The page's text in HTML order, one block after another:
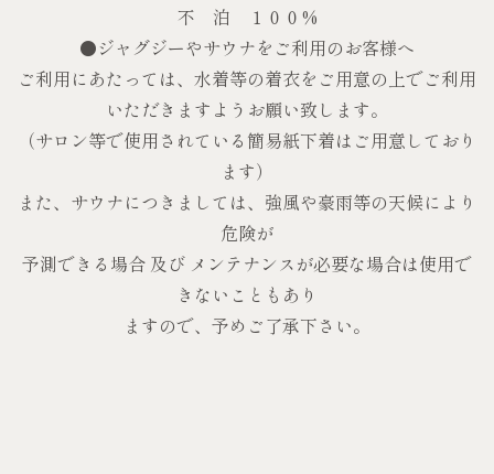
不 泊 １００%
●ジャグジーやサウナをご利用のお客様へ
ご利用にあたっては、水着等の着衣をご用意の上でご利用
いただきますようお願い致します。
（サロン等で使用されている簡易紙下着はご用意しており
ます）
また、サウナにつきましては、強風や豪雨等の天候により
危険が
予測できる場合 及び メンテナンスが必要な場合は使用で
きないこともあり
ますので、予めご了承下さい。